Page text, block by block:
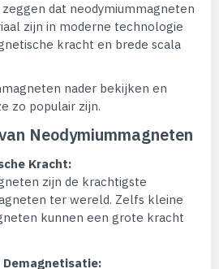
dat neodymiummagneten
zijn in moderne technologie
kracht en brede scala
nader bekijken en
zo populair zijn.
Neodymiummagneten
Kracht:
zijn de krachtigste
ter wereld. Zelfs kleine
kunnen een grote kracht